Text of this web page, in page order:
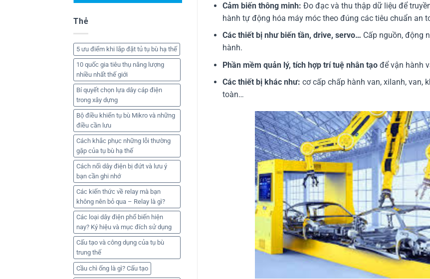
Thẻ
5 ưu điểm khi lắp đặt tủ tụ bù hạ thế
10 quốc gia tiêu thụ năng lượng
nhiều nhất thế giới
Bí quyết chọn lựa dây cáp điện
trong xây dựng
Bộ điều khiển tụ bù Mikro và những
điều cần lưu
Cách khắc phục những lỗi thường
gặp của tụ bù hạ thế
Cách nối dây điện bị đứt và lưu ý
bạn cần ghi nhớ
Các kiến thức về relay mà bạn
không nên bỏ qua – Relay là gì?
Các loại dây điện phổ biến hiện
nay? Ký hiệu và mục đích sử dụng
Cấu tạo và công dụng của tụ bù
trung thế
Cầu chì ống là gì? Cấu tạo
Cảm biến thông minh: Đo đạc và thu thập dữ liệu để
hành tự động hóa máy móc theo đúng các tiêu chuẩn an
Các thiết bị như biến tần, drive, servo… Cấp nguồn, động
hành.
Phần mềm quản lý, tích hợp trí tuệ nhân tạo để vận hành
Các thiết bị khác như:cơ cấp chấp hành van, xilanh, van,
toàn…